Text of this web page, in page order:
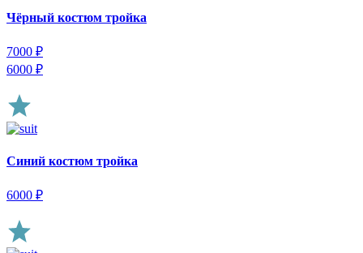
Чёрный костюм тройка
7000 ₽
6000 ₽
Синий костюм тройка
6000 ₽